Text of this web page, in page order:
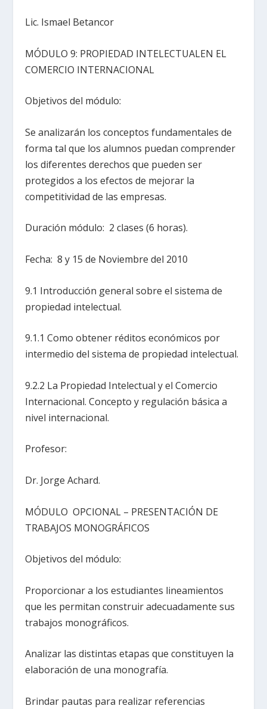
Lic. Ismael Betancor
MÓDULO 9: PROPIEDAD INTELECTUALEN EL
COMERCIO INTERNACIONAL
Objetivos del módulo:
Se analizarán los conceptos fundamentales de
forma tal que los alumnos puedan comprender
los diferentes derechos que pueden ser
protegidos a los efectos de mejorar la
competitividad de las empresas.
Duración módulo: 2 clases (6 horas).
Fecha: 8 y 15 de Noviembre del 2010
9.1 Introducción general sobre el sistema de
propiedad intelectual.
9.1.1 Como obtener réditos económicos por
intermedio del sistema de propiedad intelectual.
9.2.2 La Propiedad Intelectual y el Comercio
Internacional. Concepto y regulación básica a
nivel internacional.
Profesor:
Dr. Jorge Achard.
MÓDULO OPCIONAL – PRESENTACIÓN DE
TRABAJOS MONOGRÁFICOS
Objetivos del módulo:
Proporcionar a los estudiantes lineamientos
que les permitan construir adecuadamente sus
trabajos monográficos.
Analizar las distintas etapas que constituyen la
elaboración de una monografía.
Brindar pautas para realizar referencias